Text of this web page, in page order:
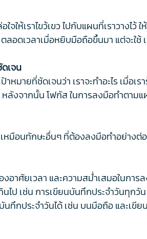
ใจให้เราไขว้เขว ไปกับแผนที่เราวาง
อดเวลาเมื่อหยิบมือถือขึ้นมา แต่จะใช้
เจน
าหมายที่ชัดเจนว่า เราจะทำอะไร เมื่อ
หลังจากนั้น โฟกัส ในการลงมือทำตาม
หมือนทักษะอื่นๆ ที่ต้องลงมือทำอย่างต่
าศัยเวลา และความสม่ำเสมอในการ
ป เช่น การเขียนบันทึกประจำวันทุกวั
ทึกประจำวันได้ เช่น บนมือถือ และเขี